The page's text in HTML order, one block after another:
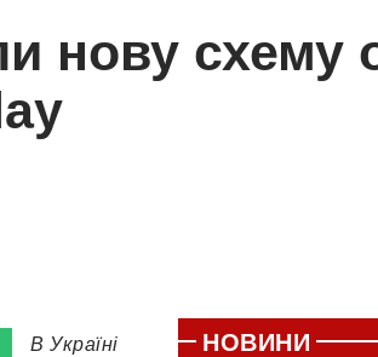
нову схему
В Україні
НОВИНИ